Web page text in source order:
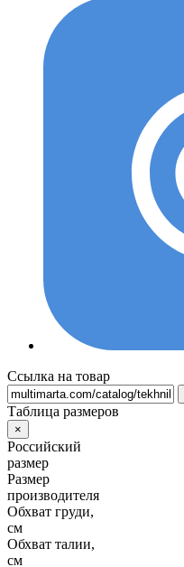
Ссылка на товар
Таблица размеров
×
Российский
размер
Размер
производителя
Обхват груди,
см
Обхват талии,
см